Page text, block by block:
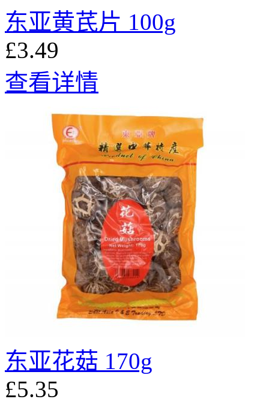
东亚黄芪片 100g
£3.49
查看详情
东亚花菇 170g
£5.35